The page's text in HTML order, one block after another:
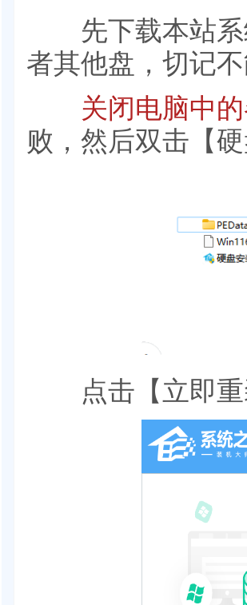
先下载本站系
者其他盘，切记
关闭电脑中
败，然后双击【
点击【立即重